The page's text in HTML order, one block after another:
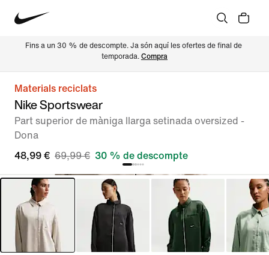
Fins a un 30 % de descompte. Ja són aquí les ofertes de final de
temporada. Compra
Materials reciclats
Nike Sportswear
Part superior de màniga llarga setinada oversized -
Dona
48,99 € 69,99 € 30 % de descompte